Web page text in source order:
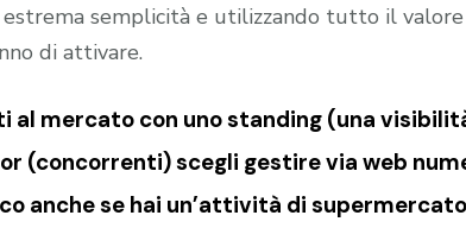
estrema semplicità e utilizzando tutto il
di attivare.
al mercato con uno standing (una
(concorrenti) scegli gestire via web
anche se hai un’attività di